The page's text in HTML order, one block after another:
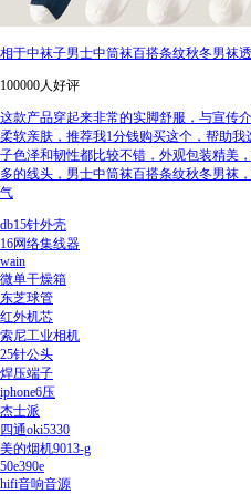
相于中袜子男士中筒袜百搭条纹秋冬男袜
100000人好评
这款产品穿起来非常的实脚舒服，与宣传
柔软亲肤，推荐我1分钱购买这个，帮助
子色泽和韧性都比较不错，外观包装精美
多的线头，男士中筒袜百搭条纹秋冬男袜
气
db15针外壳
16网络集线器
wain
微单干燥箱
东芝球管
红外机芯
索尼工业相机
25针公头
焊压端子
iphone6压
杰士派
四通oki5330
美的烟机9013-g
50e390e
hifi音响音源